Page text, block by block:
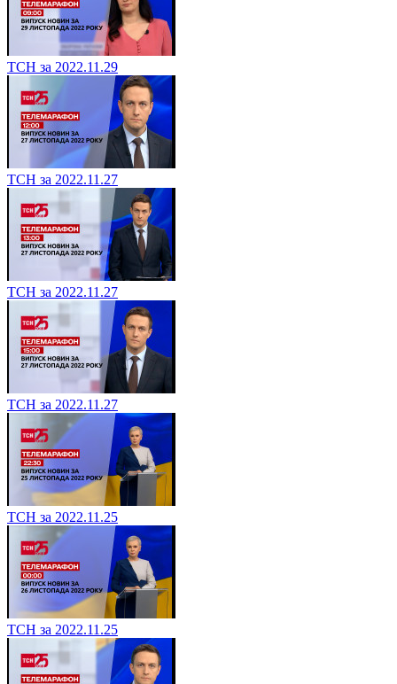
ТСН за 2022.11.29
ТСН за 2022.11.27
ТСН за 2022.11.27
ТСН за 2022.11.27
ТСН за 2022.11.25
ТСН за 2022.11.25